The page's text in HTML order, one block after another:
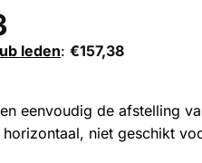
leden: €157,38
eenvoudig de afstelling
horizontaal, niet geschikt